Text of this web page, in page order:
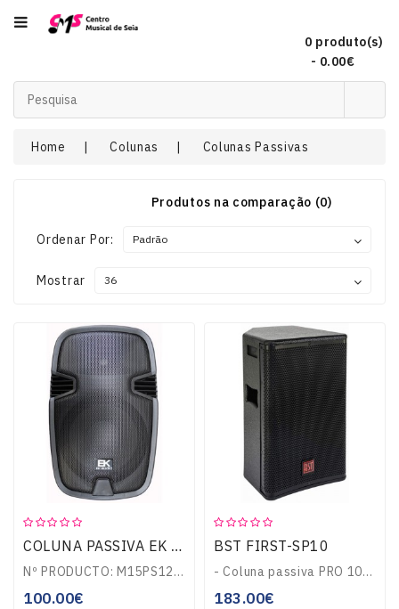
- 0.00€
Categoria
Acordeões
EFEITOS
Guitarras
Instrumentos
De
Home Colunas Colunas Passivas
Produtos na comparação (0)
Ordenar Por:
Mostrar
COLUNA PASSIVA EK AUDIO DE 12 150W M15PS12
Nº PRODUCTO: M15PS12M15PS12Potencia: RMS: 150 W.Altavoz 12”, dos vías. 8 Ohm.Conexiones: 2 x Speakon.Con ruedas.Medidas: 420 mm x 630 mm x 342 mm.Peso: 9 Kgs...
100.00€
BST FIRST-SP10
- Coluna passiva PRO 10" Full-Range- Potência RMS: 200Wrms (800Wmáx)- Acabamento c/ pintura texturizada- Painel contraplacado 15mm, grelha metálica- Frequência ..
183.00€